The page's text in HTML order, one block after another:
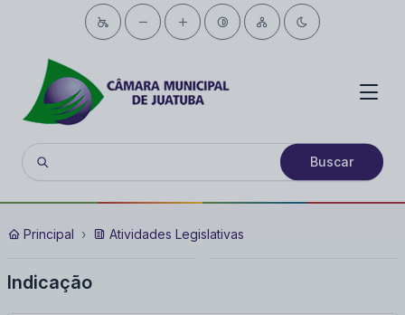
Buscar
Principal Atividades Legislativas
Indicação